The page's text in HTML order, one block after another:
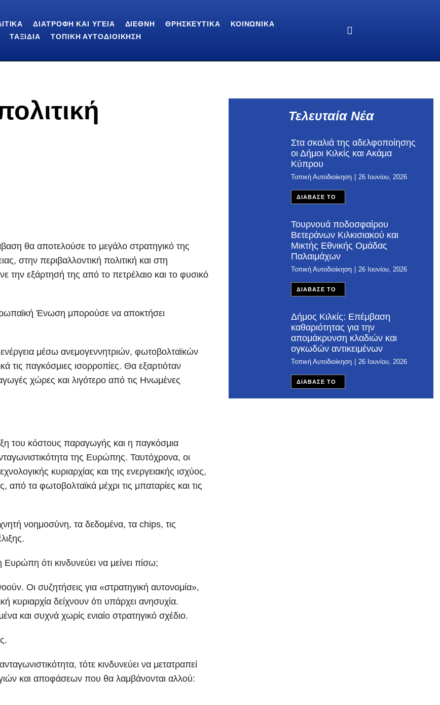
ΔΙΑΤΡΟΦΉ ΚΑΙ ΥΓΕΊΑ ΔΙΕΘΝΉ ΘΡΗΣΚΕΥΤΙΚΆ
ΚΟΙΝΩΝΙΚΆ
ΤΑΞΊΔΙΑ
ΤΟΠΙΚΉ ΑΥΤΟΔΙΟΊΚΗΣΗ
θα αποτελούσε το μεγάλο στρατηγικό της
στην περιβαλλοντική πολιτική και στη
την εξάρτησή της από το πετρέλαιο και το φυσικό
Ένωση μπορούσε να αποκτήσει
μέσω ανεμογεννητριών, φωτοβολταϊκών
τις παγκόσμιες ισορροπίες. Θα εξαρτιόταν
χώρες και λιγότερο από τις Ηνωμένες
του κόστους παραγωγής και η παγκόσμια
της Ευρώπης. Ταυτόχρονα, οι
κυριαρχίας και της ενεργειακής ισχύος,
τα φωτοβολταϊκά μέχρι τις μπαταρίες και τις
νοημοσύνη, τα δεδομένα, τα chips, τις
Ευρώπη ότι κινδυνεύει να μείνει πίσω;
Οι συζητήσεις για «στρατηγική αυτονομία»,
κυριαρχία δείχνουν ότι υπάρχει ανησυχία.
και συχνά χωρίς ενιαίο στρατηγικό σχέδιο.
τότε κινδυνεύει να μετατραπεί
και αποφάσεων που θα λαμβάνονται αλλού:
Τελευταία Νέα
Στα σκαλιά της αδελφοποίησης
οι Δήμοι Κιλκίς και Ακάμα
Κύπρου
Τοπική Αυτοδιοίκηση 26 Ιουνίου, 2026
ΔΙΑΒΑΣΕ ΤΟ
Τουρνουά ποδοσφαίρου
Βετεράνων Κιλκισιακού και
Μικτής Εθνικής Ομάδας
Παλαιμάχων
Τοπική Αυτοδιοίκηση 26 Ιουνίου, 2026
ΔΙΑΒΑΣΕ ΤΟ
Δήμος Κιλκίς: Επέμβαση
καθαριότητας για την
απομάκρυνση κλαδιών και
ογκωδών αντικειμένων
Τοπική Αυτοδιοίκηση 26 Ιουνίου, 2026
ΔΙΑΒΑΣΕ ΤΟ